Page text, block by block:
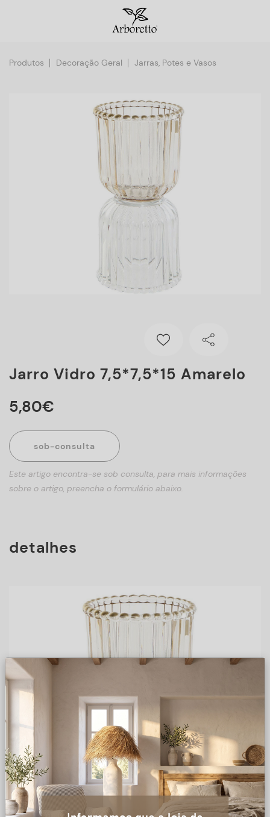
Produtos Decoração Geral Jarras, Potes e Vasos
Jarro Vidro 7,5*7,5*15 Amarelo
5,80€
sob-consulta
Este artigo encontra-se sob consulta, para mais informações
sobre o artigo, preencha o formulário abaixo.
detalhes